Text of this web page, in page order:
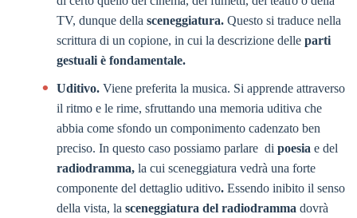
TV, dunque della sceneggiatura. Questo si traduce nella
scrittura di un copione, in cui la descrizione delle parti
gestuali è fondamentale.
Uditivo. Viene preferita la musica. Si apprende attraverso
il ritmo e le rime, sfruttando una memoria uditiva che
abbia come sfondo un componimento cadenzato ben
preciso. In questo caso possiamo parlare di poesia e del
radiodramma, la cui sceneggiatura vedrà una forte
componente del dettaglio uditivo. Essendo inibito il senso
della vista, la sceneggiatura del radiodramma dovrà